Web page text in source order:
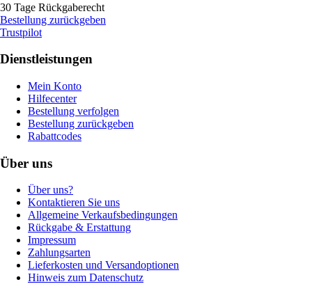
30 Tage Rückgaberecht
Bestellung zurückgeben
Trustpilot
Dienstleistungen
Mein Konto
Hilfecenter
Bestellung verfolgen
Bestellung zurückgeben
Rabattcodes
Über uns
Über uns?
Kontaktieren Sie uns
Allgemeine Verkaufsbedingungen
Rückgabe & Erstattung
Impressum
Zahlungsarten
Lieferkosten und Versandoptionen
Hinweis zum Datenschutz